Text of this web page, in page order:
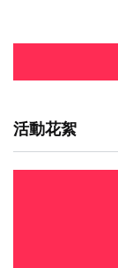
活動花絮